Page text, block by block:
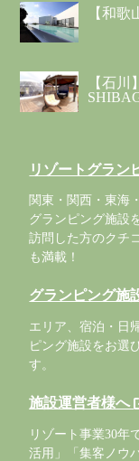
【和
【石川
リゾートグラン
関東・関西・東海
グランピング施設
訪問した方のクチ
も満載！
グランピング施
エリア、宿泊・日
ピング施設をお選
す。
施設運営者様へ
リゾート事業30年
活用」「集客ノウ